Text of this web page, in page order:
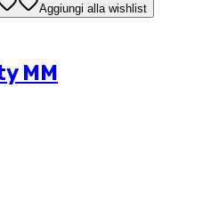
Aggiungi alla wishlist
MM